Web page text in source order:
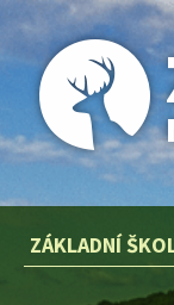
ZÁKLADNÍ